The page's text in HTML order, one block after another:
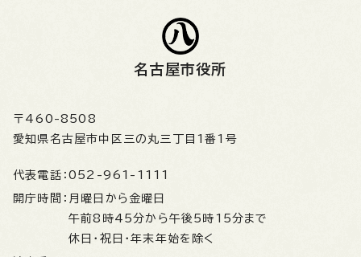
名古屋市役所
〒460-8508
愛知県名古屋市中区三の丸三丁目1番1号
代表電話： 052-961-1111
開庁時間： 月曜日から金曜日
午前8時45分から午後5時15分まで
休日・祝日・年末年始を除く